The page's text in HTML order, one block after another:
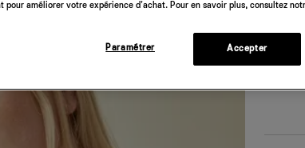
pour améliorer votre expérience d'achat. Pour en savoir plus, consultez
Paramétrer Accepter